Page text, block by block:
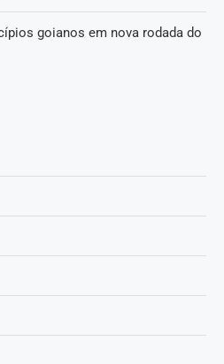
goianos em nova rodada do